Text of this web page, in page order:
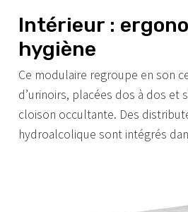
Intérieur :
hygiène
Ce modulaire regroupe en son
d’urinoirs, placées dos à dos et
cloison occultante. Des
hydroalcolique sont intégrés